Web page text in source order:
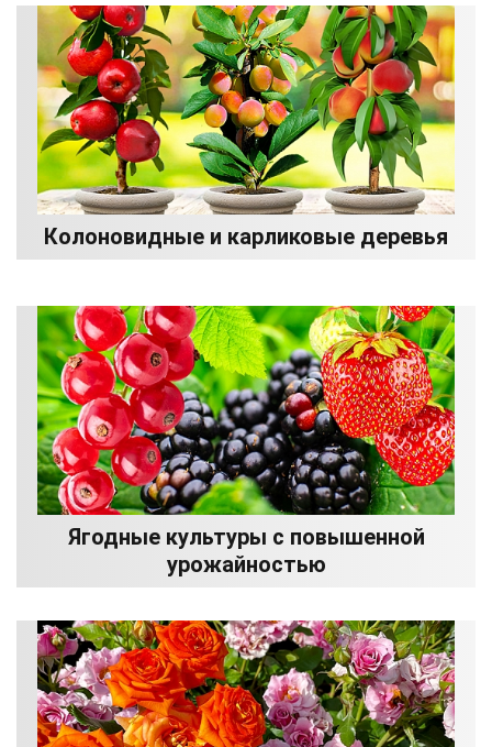
Колоновидные и карликовые деревья
Ягодные культуры с повышенной
урожайностью